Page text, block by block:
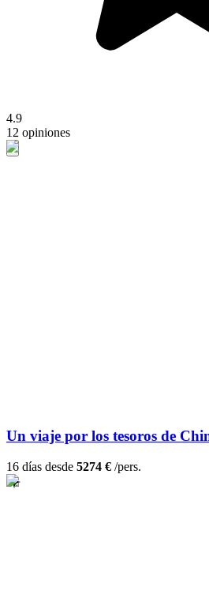
4.9
12 opiniones
Un viaje por los tesoros de
16 días desde 5274 € /pers.